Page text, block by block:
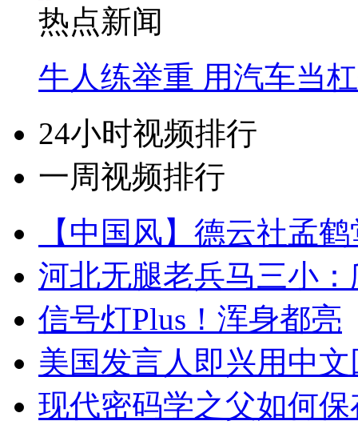
热点新闻
牛人练举重 用汽车当
24小时视频排行
一周视频排行
【中国风】德云社孟
河北无腿老兵马三小
信号灯Plus！浑身都亮
美国发言人即兴用中
现代密码学之父如何